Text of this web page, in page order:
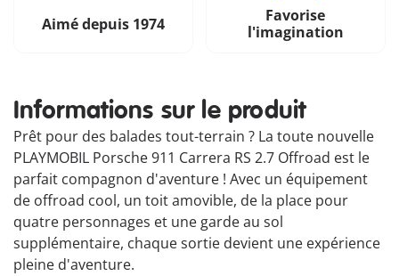
Aimé depuis 1974
Favorise
l'imagination
Informations sur le produit
Prêt pour des balades tout-terrain ? La toute nouvelle
PLAYMOBIL Porsche 911 Carrera RS 2.7 Offroad est le
parfait compagnon d'aventure ! Avec un équipement
de offroad cool, un toit amovible, de la place pour
quatre personnages et une garde au sol
supplémentaire, chaque sortie devient une expérience
pleine d'aventure.